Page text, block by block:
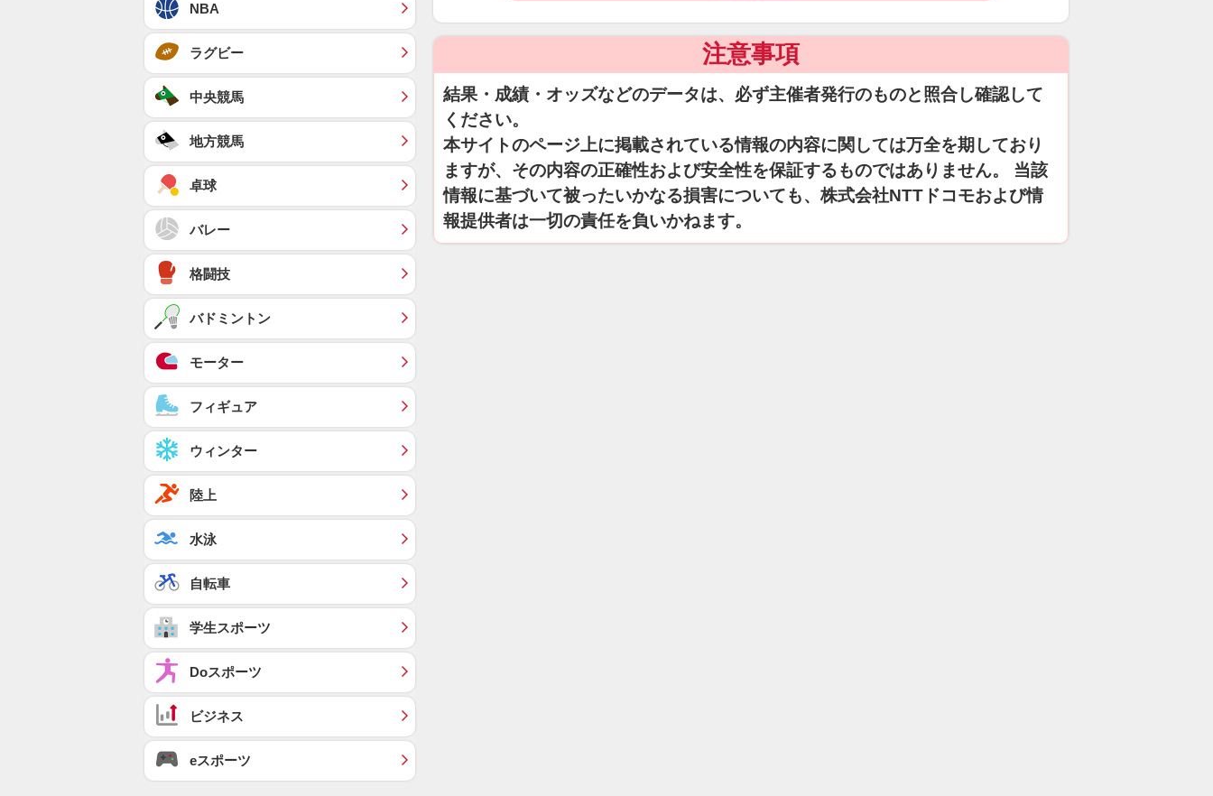
注意事項
結果・成績・オッズなどのデータは、必ず主催者発行のものと照合し確認して
ください。
本サイトのページ上に掲載されている情報の内容に関しては万全を期しており
ますが、その内容の正確性および安全性を保証するものではありません。 当該
情報に基づいて被ったいかなる損害についても、株式会社NTTドコモおよび情
報提供者は一切の責任を負いかねます。
NBA
ラグビー
中央競馬
地方競馬
卓球
バレー
格闘技
バドミントン
モーター
フィギュア
ウィンター
陸上
水泳
自転車
学生スポーツ
Doスポーツ
ビジネス
eスポーツ